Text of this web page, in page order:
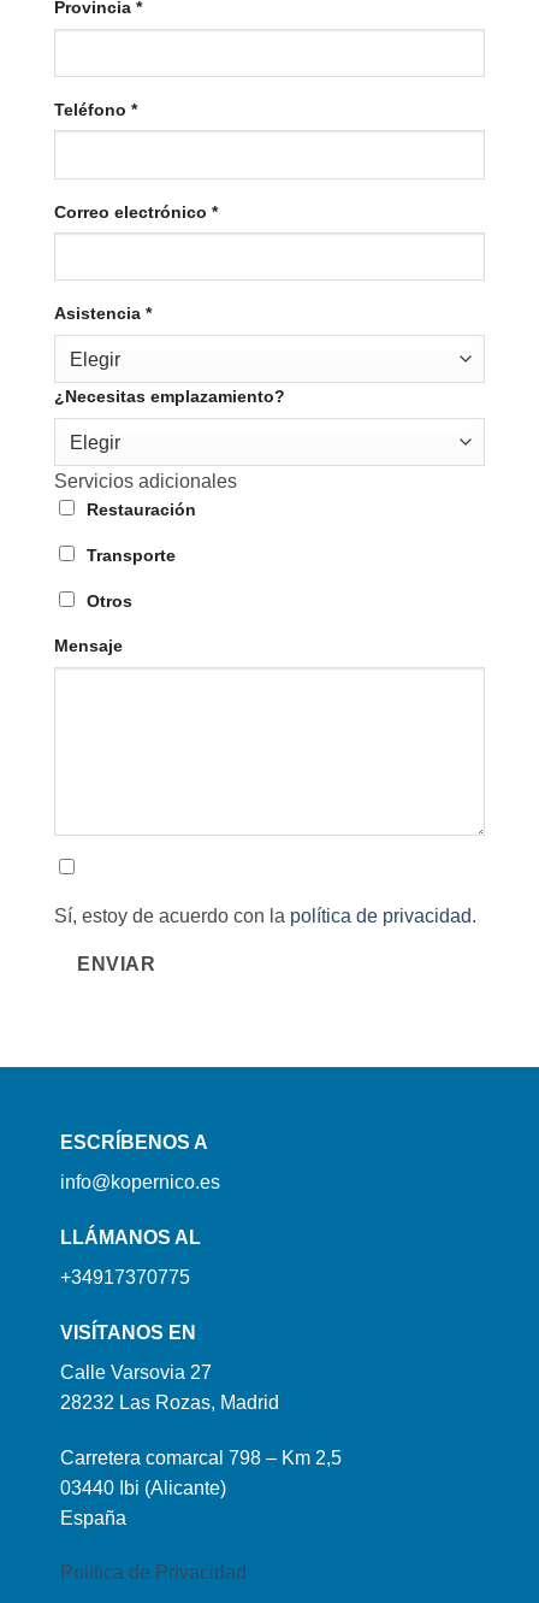
Provincia *
Teléfono *
Correo electrónico *
Asistencia *
Elegir
¿Necesitas emplazamiento?
Elegir
Servicios adicionales
Restauración
Transporte
Otros
Mensaje
Sí, estoy de acuerdo con la política de privacidad.
ENVIAR
ESCRÍBENOS A
info@kopernico.es
LLÁMANOS AL
+34917370775
VISÍTANOS EN
Calle Varsovia 27
28232 Las Rozas, Madrid
Carretera comarcal 798 – Km 2,5
03440 Ibi (Alicante)
España
Política de Privacidad